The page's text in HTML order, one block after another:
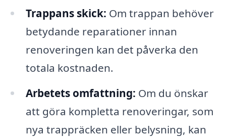
Trappans skick: Om trappan behöver
betydande reparationer innan
renoveringen kan det påverka den
totala kostnaden.
Arbetets omfattning: Om du önskar
att göra kompletta renoveringar, som
nya trappräcken eller belysning, kan